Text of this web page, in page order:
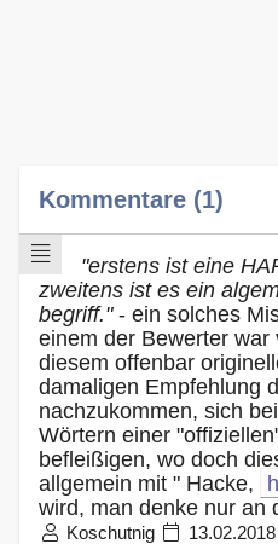
Kommentare (1)
"erstens ist eine
zweitens ist es ein
begriff."- ein solches
einem der Bewerter war
diesem offenbar
damaligen Empfehlung
nachzukommen, sich
Wörtern einer
befleißigen, wo doch
allgemein mit " Hacke,
wird, man denke nur an
Koschutnig 13.02.2018